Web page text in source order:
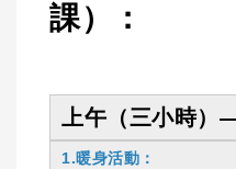
課）：
上午（三小時）
1.暖身活動：